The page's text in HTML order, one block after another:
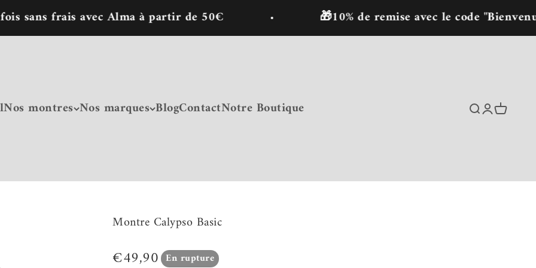
avec Alma à partir de 50€ 🎁10% de remise avec le code "Bienvenu" pour
Nos montres Nos marques BlogContactNotre Boutique Recherche
Connexion
Panier
Montre Calypso Basic
Prix de vente
€49,90 En rupture